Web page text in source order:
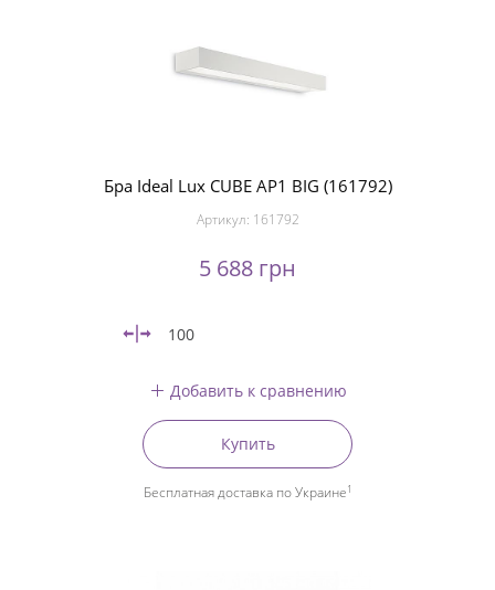
Бра Ideal Lux CUBE AP1 BIG (161792)
Артикул: 161792
5 688 грн
100
Добавить к сравнению
Купить
Бесплатная доставка по Украине1